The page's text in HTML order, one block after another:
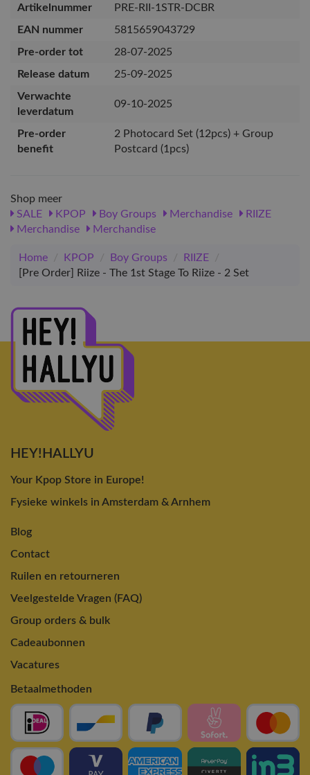
Artikelnummer
PRE-RII-1STR-DCBR
EAN nummer
5815659043729
Pre-order tot
28-07-2025
Release datum
25-09-2025
Verwachte
leverdatum
09-10-2025
Pre-order
benefit
2 Photocard Set (12pcs) + Group
Postcard (1pcs)
Shop meer
SALE
KPOP Boy Groups Merchandise
RIIZE
Merchandise
Merchandise
Home / KPOP / Boy Groups / RIIZE
/
[Pre Order] Riize - The 1st Stage To Riize - 2 Set
HEY!HALLYU
Your Kpop Store in Europe!
Fysieke winkels in Amsterdam & Arnhem
Blog
Contact
Ruilen en retourneren
Veelgestelde Vragen (FAQ)
Group orders & bulk
Cadeaubonnen
Vacatures
Betaalmethoden